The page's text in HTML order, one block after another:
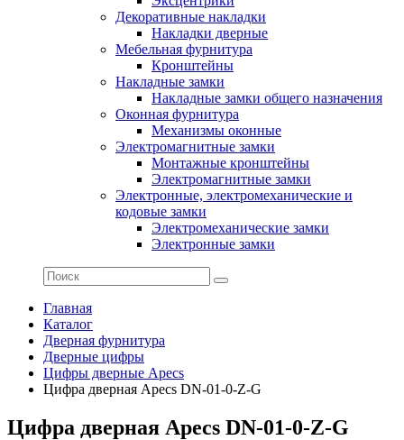
Декоративные накладки
Накладки дверные
Мебельная фурнитура
Кронштейны
Накладные замки
Накладные замки общего назначения
Оконная фурнитура
Механизмы оконные
Электромагнитные замки
Монтажные кронштейны
Электромагнитные замки
Электронные, электромеханические и
кодовые замки
Электромеханические замки
Электронные замки
Главная
Каталог
Дверная фурнитура
Дверные цифры
Цифры дверные Apecs
Цифра дверная Apecs DN-01-0-Z-G
Цифра дверная Apecs DN-01-0-Z-G